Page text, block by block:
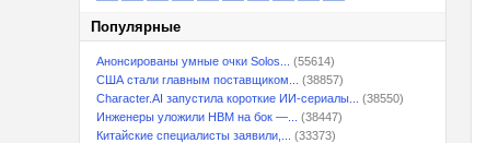
Популярные
Анонсированы умные очки Solos...
(55614)
США стали главным поставщиком...
(38857)
Character.AI запустила короткие ИИ-сериалы...
(38550)
Инженеры уложили HBM на бок —...
(38447)
Китайские специалисты заявили,...
(33373)